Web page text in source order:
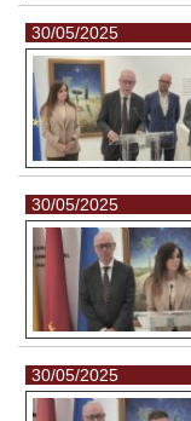
30/05/2025
30/05/2025
30/05/2025